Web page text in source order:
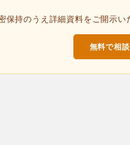
持のうえ詳細資料をご開示い
無料で相